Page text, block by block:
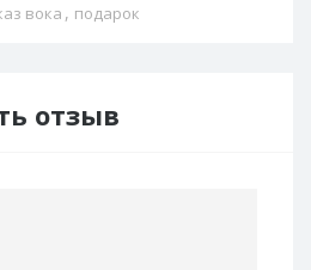
вока , подарок
отзыв